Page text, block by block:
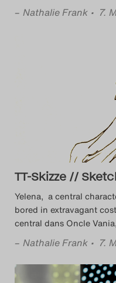
– Nathalie Frank • 7.
TT-Skizze //
Yelena, a central
bored in extravagant
central dans Oncle Vania,
– Nathalie Frank • 7.